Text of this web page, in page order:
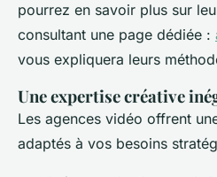
pourrez en savoir plus sur
consultant une page dédiée :
vous expliquera leurs
Une expertise créative
Les agences vidéo offrent
adaptés à vos besoins